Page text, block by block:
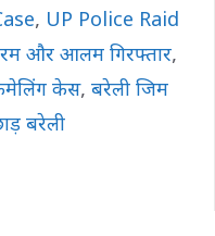
, UP Police Raid
और आलम गिरफ्तार,
केस, बरेली जिम
बरेली